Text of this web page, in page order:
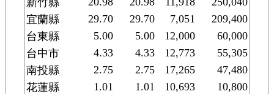
新竹縣
宜蘭縣
29.70 29.70 7,051
209,400
台東縣
5.00 5.00 12,000
60,000
台中市
4.33 4.33 12,773
55,305
南投縣
2.75 2.75 17,265
47,480
花蓮縣
1.01 1.01 10,693
10,800